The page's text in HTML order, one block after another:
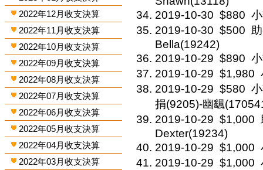
2022年12月收支決算
2022年11月收支決算
2022年10月收支決算
2022年09月收支決算
2022年08月收支決算
2022年07月收支決算
2022年06月收支決算
2022年05月收支決算
2022年04月收支決算
2022年03月收支決算
2019-10-30 $880
2019-10-30 $500
Bella(19242)
2019-10-29 $890
2019-10-29 $1,980
2019-10-29 $580
捐(9205)-幽颻
2019-10-29 $1,000
Dexter(19234)
2019-10-29 $1,000
2019-10-29 $1,000